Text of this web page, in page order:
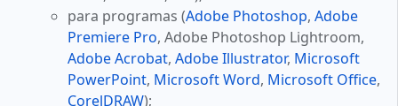
para programas (Adobe Photoshop, Adobe
Premiere Pro, Adobe Photoshop Lightroom,
Adobe Acrobat, Adobe Illustrator, Microsoft
PowerPoint, Microsoft Word, Microsoft Office,
CorelDRAW);